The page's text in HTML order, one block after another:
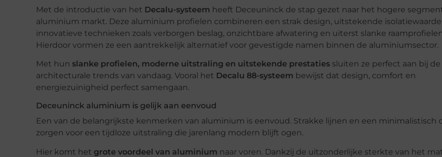
Met de introductie van het Decalu-systeem heeft Deceuninck de stap gezet naar het hogere
aluminium markt. Deze aluminium profielen combineren een strak design, uitstekende
innovatieve technieken zoals verborgen beslag, onzichtbare afwatering en uiterst slanke
Hierdoor vormen ze een aantrekkelijk alternatief voor gevestigde namen binnen de aluminiumsector.
Met hun slanke profielen, moderne uitstraling en uitstekende prestaties sluiten ze perfect aan bij de
architecturale trends van vandaag. Vooral het Decalu 88-systeem bewijst dat design, comfort en
energiezuinigheid perfect samengaan.
Deceuninck aluminium is gelijk aan eenvoud
Een van de belangrijkste kenmerken van aluminium is eenvoud. Strakke lijnen en een minimalistisch
zorgen voor een tijdloze uitstraling die jarenlang modern blijft ogen.
Hier komt het grote voordeel van aluminium naar voren. Dankzij de uitzonderlijke sterkte van het